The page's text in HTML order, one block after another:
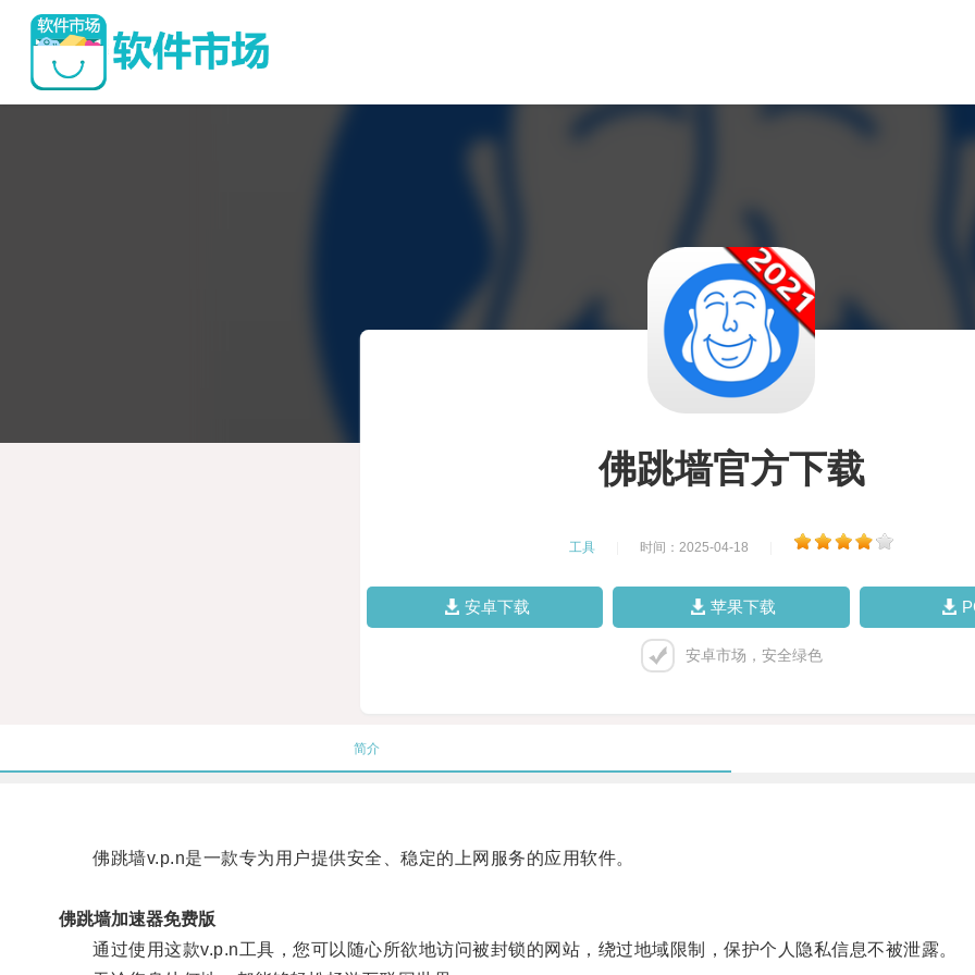
佛跳墙官方下载
工具 时间：2025-04-18
安卓下载 苹果下载
安卓市场，安全绿色
简介
佛跳墙v.p.n是一款专为用户提供安全、稳定的上网服务的应用软件。
佛跳墙加速器免费版
通过使用这款v.p.n工具，您可以随心所欲地访问被封锁的网站，绕过地域限制，保护个人隐私信息不被泄露。